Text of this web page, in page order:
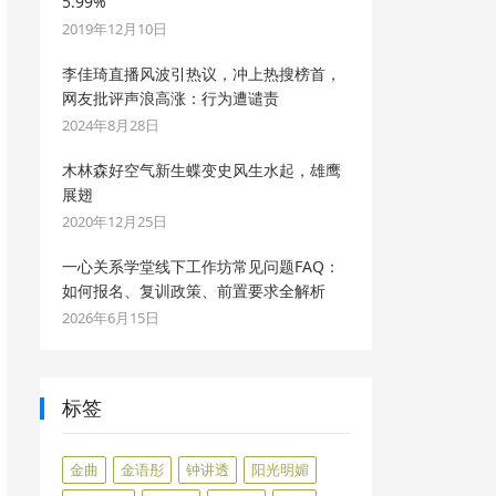
2019年12月10日
李佳琦直播风波引热议，冲上热搜榜首，
网友批评声浪高涨：行为遭谴责
2024年8月28日
木林森好空气新生蝶变史风生水起，雄鹰
展翅
2020年12月25日
一心关系学堂线下工作坊常见问题FAQ：
如何报名、复训政策、前置要求全解析
2026年6月15日
标签
金曲 金语彤 钟讲透
阳光明媚